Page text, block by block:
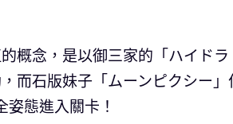
概念，是以御三家的「ハイドラ
而石版妹子「ムーンピクシー」
態進入關卡！